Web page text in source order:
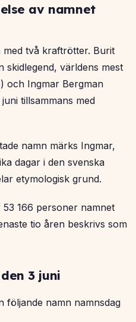
av namnet
två kraftrötter. Burit
skidlegend, världens mest
och Ingmar Bergman
tillsammans med
namn märks Ingmar,
dagar i den svenska
etymologisk grund.
166 personer namnet
tio åren beskrivs som
3 juni
följande namn namnsdag